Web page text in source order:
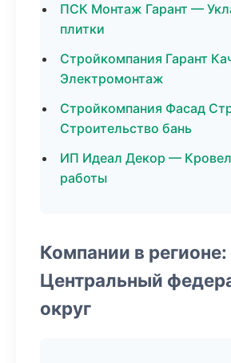
ПСК Монтаж Гарант —
плитки
Стройкомпания Гарант
Электромонтаж
Стройкомпания Фасад
Строительство бань
ИП Идеал Декор —
работы
Компании в регионе:
Центральный
округ